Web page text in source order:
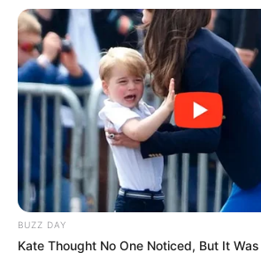
อะไรที่ชาว ราศีตุลย์ ต้องการคนที่พร้
ต่างๆให้ไม่ว่าจะเป็นสิ่งของหรือการก
เป็นคนที่มั่นคงและไว้ใจได้แต่ชาวรา
ให้ใครมาผูกมัด หรือตั้งกฎเกณฑ์มากๆ
ต้องการคือคนที่สามารถพูดคุยและเป็น
ทำได้อย่างนี้ ชาวตุลย์ก็พร้อมที่จะญาติ
ความรู้สึกดีๆ ให้รวมๆ แล้วดูเหมือนชา
แท้จริงแล้วแค่เป็นคนที่คิดพิจารณามาก
ที่สุดสำหรับตนเองเท่านั้นเอง ถ้าคบไ
เป็นคนที่ใช้ได้น่าคบหาคนหนึ่งทีเดียว
BUZZ DAY
Kate Thought No One Noticed, But It